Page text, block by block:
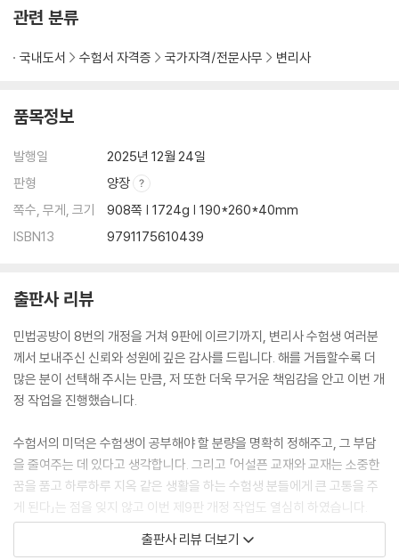
(이하 생략)
제6장 〉 기 간 _179
제1절 총 설 182
Ⅰ.의 의 /182 Ⅱ.소멸시효 제도의 존재 이유 및 법적 성질 /182
Ⅲ.소멸시효 제도의 구조 /182
제2절 소멸시효의 요건 183
제2편물권법
제1장 〉 물권법 총설 _220
제1절 물권법 일반 220
│제1관│물권법과 물권 220
Ⅰ.물권법 /220 Ⅱ.물권의 본질 내지 특질 /220
│제2관│물권의 객체 221
(이하 생략)
제2장 〉 점유권 _261
제1절 서 론 261
Ⅰ.의 의 /261 Ⅱ.점유의 요건 /261
Ⅲ.점유의 관념화 /262 Ⅳ.점유의 모습 /264
관련 분류
국내도서 수험서 자격증 국가자격/전문사무 변리사
품목정보
발행일
2025년 12월 24일
판형
양장
쪽수, 무게, 크기
908쪽 | 1724g | 190*260*40mm
ISBN13
9791175610439
출판사 리뷰
민법공방이 8번의 개정을 거쳐 9판에 이르기까지, 변리사 수험생 여러분
께서 보내주신 신뢰와 성원에 깊은 감사를 드립니다. 해를 거듭할수록 더
많은 분이 선택해 주시는 만큼, 저 또한 더욱 무거운 책임감을 안고 이번 개
정 작업을 진행했습니다.
수험서의 미덕은 수험생이 공부해야 할 분량을 명확히 정해주고, 그 부담
을 줄여주는 데 있다고 생각합니다. 그리고 「어설픈 교재와 교재는 소중한
꿈을 품고 하루하루 지옥 같은 생활을 하는 수험생 분들에게 큰 고통을 주
게 된다」는 점을 잊지 않고 이번 제9판 개정 작업도 열심히 하였습니다.
1. 최신 판례의 분석과 ‘강약 조절’
출판사 리뷰 더보기